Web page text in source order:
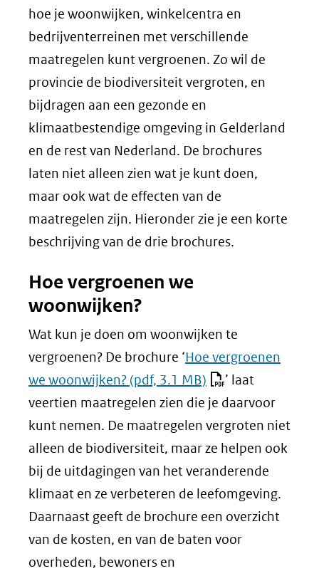
hoe je woonwijken, winkelcentra en
bedrijventerreinen met verschillende
maatregelen kunt vergroenen. Zo wil de
provincie de biodiversiteit vergroten, en
bijdragen aan een gezonde en
klimaatbestendige omgeving in Gelderland
en de rest van Nederland. De brochures
laten niet alleen zien wat je kunt doen,
maar ook wat de effecten van de
maatregelen zijn. Hieronder zie je een korte
beschrijving van de drie brochures.
Hoe vergroenen we
woonwijken?
Wat kun je doen om woonwijken te
vergroenen? De brochure ‘Hoe vergroenen
we woonwijken? (pdf, 3.1 MB)
’ laat
veertien maatregelen zien die je daarvoor
kunt nemen. De maatregelen vergroten niet
alleen de biodiversiteit, maar ze helpen ook
bij de uitdagingen van het veranderende
klimaat en ze verbeteren de leefomgeving.
Daarnaast geeft de brochure een overzicht
van de kosten, en van de baten voor
overheden, bewoners en